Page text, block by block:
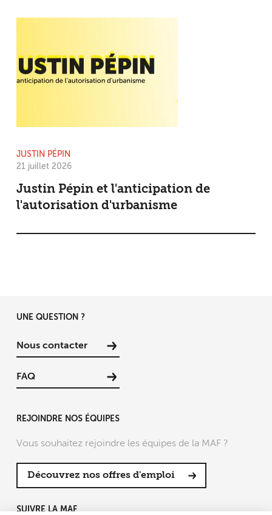
JUSTIN PÉPIN
21 juillet 2026
Justin Pépin et l'anticipation de
l'autorisation d'urbanisme
UNE QUESTION ?
Nous contacter
FAQ
REJOINDRE NOS ÉQUIPES
Vous souhaitez rejoindre les équipes de la MAF ?
Découvrez nos offres d'emploi
SUIVRE LA MAF